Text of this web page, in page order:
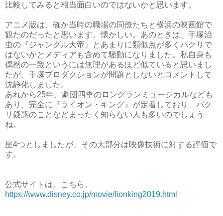
比較してみると相当面白いのではないかと思います。
アニメ版は、確か当時の職場の同僚たちと横浜の映画館で
観たのだったと思います。懐かしい。あのときは、手塚治
虫の『ジャングル大帝』とあまりに類似点が多くパクリで
はないかとメディアも含めて騒動になりました。私自身も
偶然の一致というには無理があるほど似ていると思いまし
たが、手塚プロダクションが問題としないとコメントして
沈静化しました。
あれから25年、劇団四季のロングランミュージカルなども
あり、完全に『ライオン・キング』が定着しており、パク
リ疑惑のことなどまったく知らない人も多いのでしょう
ね。
星4つとしましたが、その大部分は映像技術に対する評価で
す。
公式サイトは。こちら。
https://www.disney.co.jp/movie/lionking2019.html